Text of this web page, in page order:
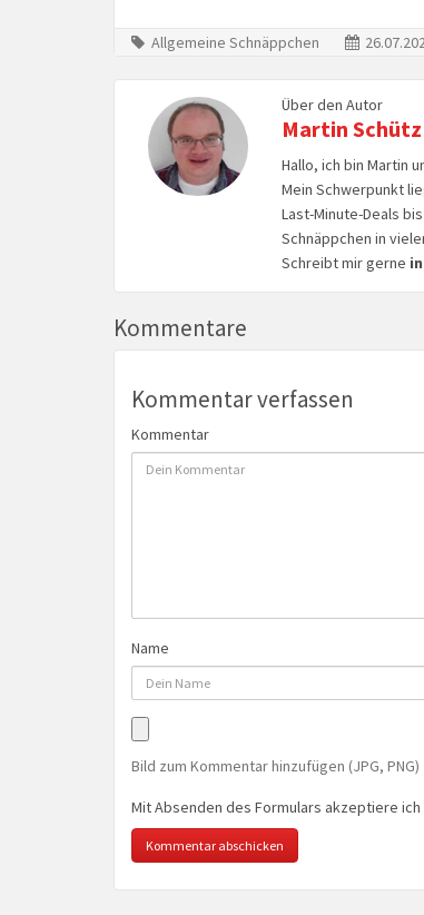
Allgemeine Schnäppchen
Über den Autor
Martin Schütz
Hallo, ich bin Martin
Mein Schwerpunkt
Last-Minute-Deals
Schnäppchen in
Schreibt mir gerne
Kommentare
Kommentar verfassen
Kommentar
Name
Bild zum Kommentar hinzufügen (JPG, PNG)
Mit Absenden des Formulars akzeptiere ich